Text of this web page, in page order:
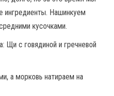
ингредиенты. Нашинкуем
кусочками.
а морковь натираем на